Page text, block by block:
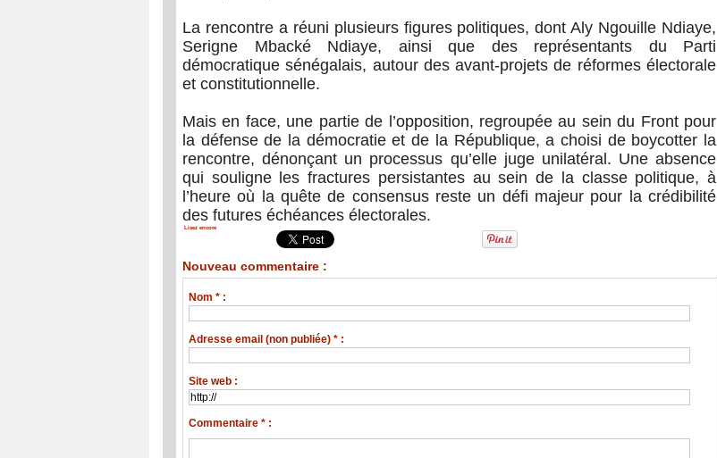
La rencontre a réuni plusieurs figures politiques, dont Aly Ngouille Ndiaye,
Serigne Mbacké Ndiaye, ainsi que des représentants du Parti
démocratique sénégalais, autour des avant-projets de réformes électorale
et constitutionnelle.
Mais en face, une partie de l’opposition, regroupée au sein du Front pour
la défense de la démocratie et de la République, a choisi de boycotter la
rencontre, dénonçant un processus qu’elle juge unilatéral. Une absence
qui souligne les fractures persistantes au sein de la classe politique, à
l’heure où la quête de consensus reste un défi majeur pour la crédibilité
des futures échéances électorales.
Lisez encore
Nouveau commentaire :
Nom * :
Adresse email (non publiée) * :
Site web :
Commentaire * :